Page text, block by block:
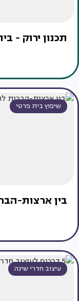
תכנון ירוק -
שיפוץ בית פרטי
בין ארצות-
עיצוב חדרי שינה